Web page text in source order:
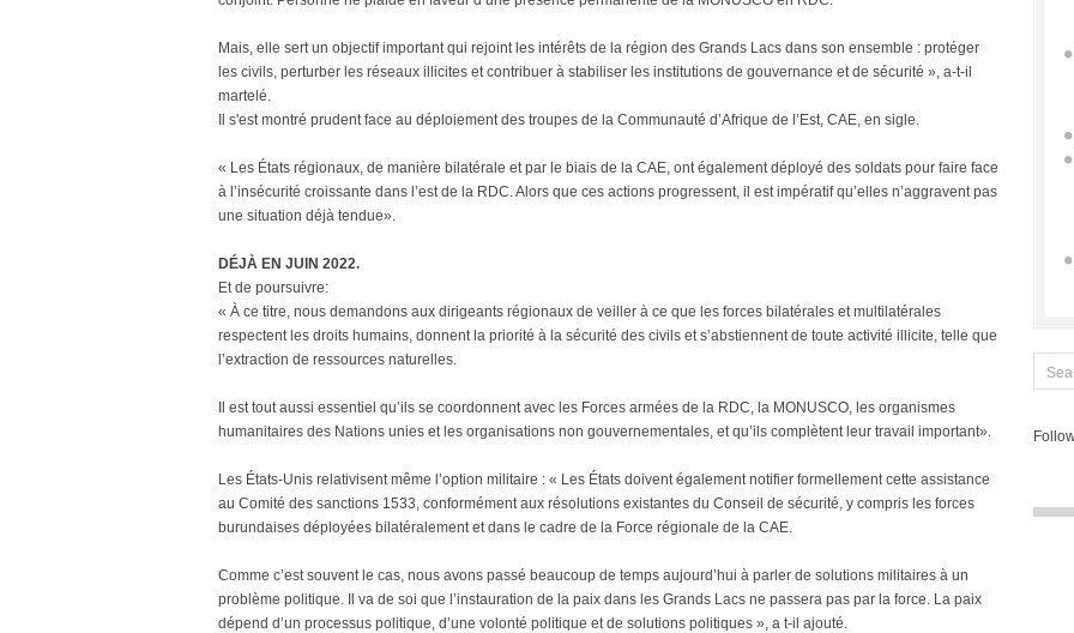
Mais, elle sert un objectif important qui rejoint les intérêts de la région des Grands Lacs dans son ensemble : protéger
les civils, perturber les réseaux illicites et contribuer à stabiliser les institutions de gouvernance et de sécurité », a-t-il
martelé.
Il s'est montré prudent face au déploiement des troupes de la Communauté d’Afrique de l’Est, CAE, en sigle.
« Les États régionaux, de manière bilatérale et par le biais de la CAE, ont également déployé des soldats pour faire face
à l’insécurité croissante dans l’est de la RDC. Alors que ces actions progressent, il est impératif qu’elles n’aggravent pas
une situation déjà tendue».
DÉJÀ EN JUIN 2022.
Et de poursuivre:
« À ce titre, nous demandons aux dirigeants régionaux de veiller à ce que les forces bilatérales et multilatérales
respectent les droits humains, donnent la priorité à la sécurité des civils et s’abstiennent de toute activité illicite, telle que
l’extraction de ressources naturelles.
Il est tout aussi essentiel qu’ils se coordonnent avec les Forces armées de la RDC, la MONUSCO, les organismes
humanitaires des Nations unies et les organisations non gouvernementales, et qu’ils complètent leur travail important».
Les États-Unis relativisent même l’option militaire : « Les États doivent également notifier formellement cette assistance
au Comité des sanctions 1533, conformément aux résolutions existantes du Conseil de sécurité, y compris les forces
burundaises déployées bilatéralement et dans le cadre de la Force régionale de la CAE.
Comme c’est souvent le cas, nous avons passé beaucoup de temps aujourd’hui à parler de solutions militaires à un
problème politique. Il va de soi que l’instauration de la paix dans les Grands Lacs ne passera pas par la force. La paix
dépend d’un processus politique, d’une volonté politique et de solutions politiques », a t-il ajouté.